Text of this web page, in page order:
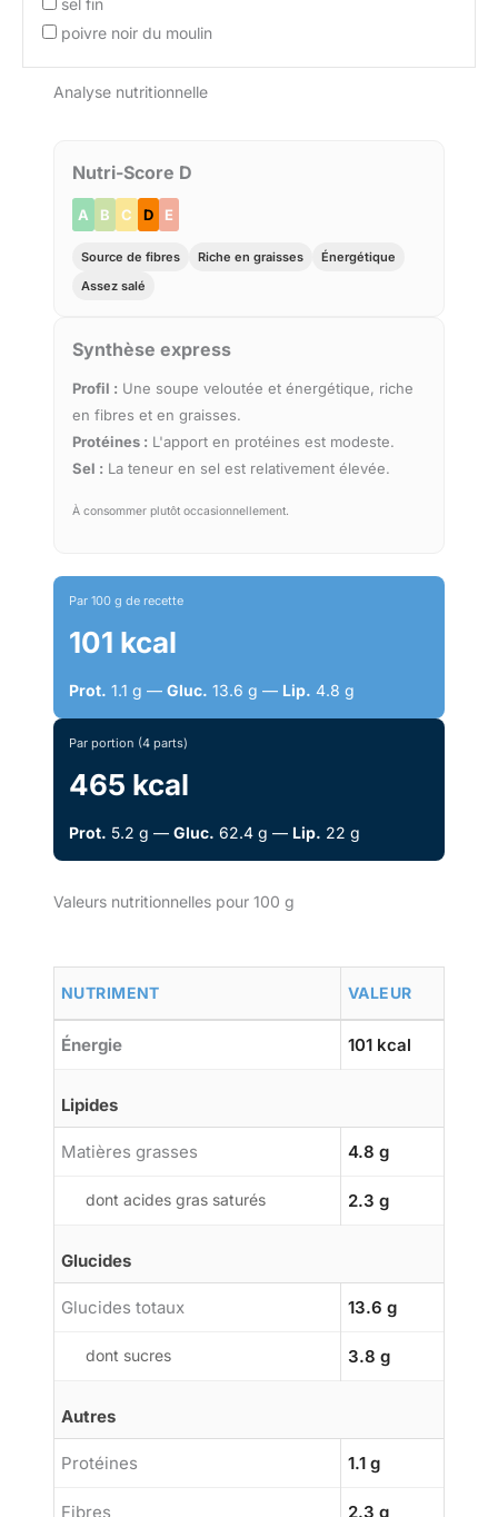
sel fin
poivre noir du moulin
Analyse nutritionnelle
Nutri-Score D
A B C D E
Source de fibres Riche en graisses
Énergétique
Assez salé
Synthèse express
Profil : Une soupe veloutée et énergétique, riche
en fibres et en graisses.
Protéines : L'apport en protéines est modeste.
Sel : La teneur en sel est relativement élevée.
À consommer plutôt occasionnellement.
Par 100 g de recette
101 kcal
Prot. 1.1 g — Gluc. 13.6 g — Lip. 4.8 g
Par portion (4 parts)
465 kcal
Prot. 5.2 g — Gluc. 62.4 g — Lip. 22 g
Valeurs nutritionnelles pour 100 g
NUTRIMENT VALEUR
Énergie 101 kcal
Lipides
Matières grasses 4.8 g
dont acides gras saturés 2.3 g
Glucides
Glucides totaux 13.6 g
dont sucres 3.8 g
Autres
Protéines 1.1 g
Fibres 2.3 g